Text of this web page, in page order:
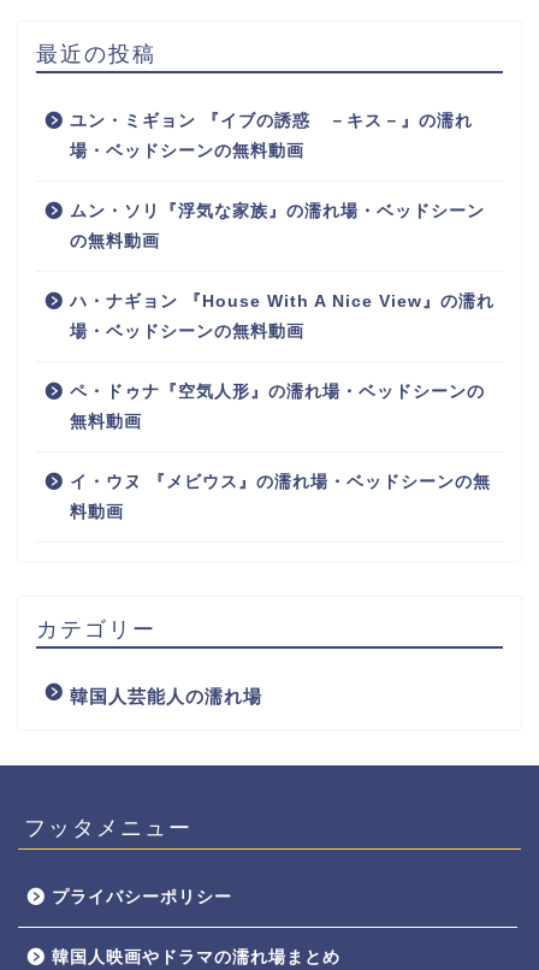
最近の投稿
ユン・ミギョン 『イブの誘惑 －キス－』の濡れ
場・ベッドシーンの無料動画
ムン・ソリ『浮気な家族』の濡れ場・ベッドシーン
の無料動画
ハ・ナギョン 『House With A Nice View』の濡れ
場・ベッドシーンの無料動画
ペ・ドゥナ『空気人形』の濡れ場・ベッドシーンの
無料動画
イ・ウヌ 『メビウス』の濡れ場・ベッドシーンの無
料動画
カテゴリー
韓国人芸能人の濡れ場
フッタメニュー
プライバシーポリシー
韓国人映画やドラマの濡れ場まとめ